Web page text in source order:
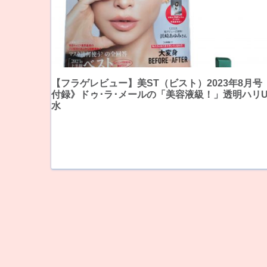
【フラゲレビュー】美ST（ビスト）2023年8月号
付録》ドゥ･ラ･メールの「美容液級！」透明ハリ
水